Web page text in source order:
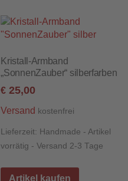
Kristall-Armband
„SonnenZauber“ silberfarben
€ 25,00
Versand kostenfrei
Lieferzeit: Handmade - Artikel
vorrätig - Versand 2-3 Tage
Artikel kaufen